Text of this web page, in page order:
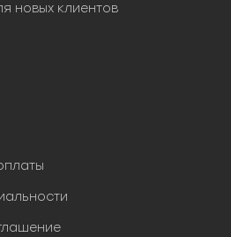
новых клиентов